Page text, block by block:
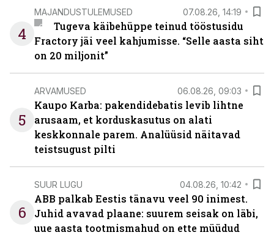
4
MAJANDUSTULEMUSED 07.08.26, 14:19
Tugeva käibehüppe teinud tööstusidu
Fractory jäi veel kahjumisse. “Selle aasta siht
on 20 miljonit”
5
ARVAMUSED 06.08.26, 09:03
Kaupo Karba: pakendidebatis levib lihtne
arusaam, et korduskasutus on alati
keskkonnale parem. Analüüsid näitavad
teistsugust pilti
6
SUUR LUGU 04.08.26, 10:42
ABB palkab Eestis tänavu veel 90 inimest.
Juhid avavad plaane: suurem seisak on läbi,
uue aasta tootmismahud on ette müüdud